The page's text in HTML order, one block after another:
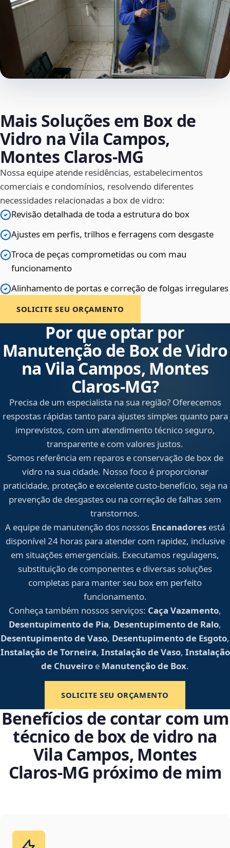
Mais Soluções em Box de
Vidro na Vila Campos,
Montes Claros‑MG
Nossa equipe atende residências, estabelecimentos
comerciais e condomínios, resolvendo diferentes
necessidades relacionadas a box de vidro:
Revisão detalhada de toda a estrutura do box
Ajustes em perfis, trilhos e ferragens com desgaste
Troca de peças comprometidas ou com mau
funcionamento
Alinhamento de portas e correção de folgas irregulares
SOLICITE SEU ORÇAMENTO
Por que optar por
Manutenção de Box de Vidro
na Vila Campos, Montes
Claros‑MG?
Precisa de um especialista na sua região? Oferecemos
respostas rápidas tanto para ajustes simples quanto para
imprevistos, com um atendimento técnico seguro,
transparente e com valores justos.
Somos referência em reparos e conservação de box de
vidro na sua cidade. Nosso foco é proporcionar
praticidade, proteção e excelente custo-benefício, seja na
prevenção de desgastes ou na correção de falhas sem
transtornos.
A equipe de manutenção dos nossos Encanadores está
disponível 24 horas para atender com rapidez, inclusive
em situações emergenciais. Executamos regulagens,
substituição de componentes e diversas soluções
completas para manter seu box em perfeito
funcionamento.
Conheça também nossos serviços: Caça Vazamento,
Desentupimento de Pia, Desentupimento de Ralo,
Desentupimento de Vaso, Desentupimento de Esgoto,
Instalação de Torneira, Instalação de Vaso, Instalação
de Chuveiro e Manutenção de Box.
SOLICITE SEU ORÇAMENTO
Benefícios de contar com um
técnico de box de vidro na
Vila Campos, Montes
Claros‑MG próximo de mim